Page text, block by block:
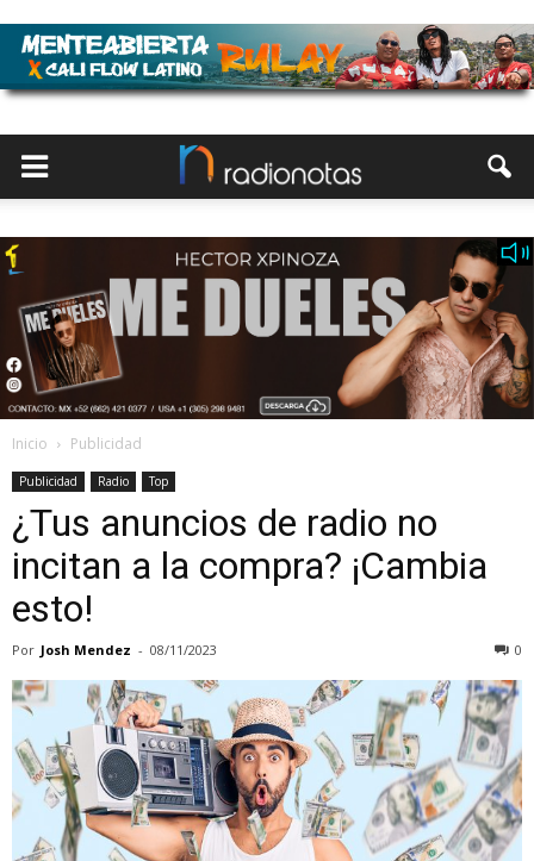
Inicio Publicidad
Publicidad Radio Top
¿Tus anuncios de radio no
incitan a la compra? ¡Cambia
esto!
Por Josh Mendez - 08/11/2023 0